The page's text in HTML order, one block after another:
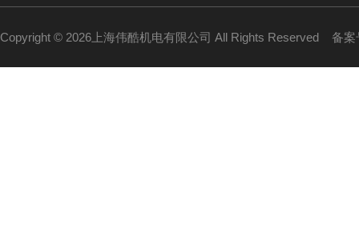
Copyright © 2026上海伟酷机电有限公司 All Rights Reserved 备案